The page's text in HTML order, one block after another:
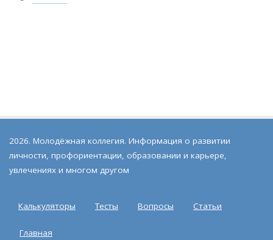
2026. Молодёжная коллегия. Информация о развитии
личности, профориентации, образовании и карьере,
увлечениях и многом другом
Калькуляторы Тесты Вопросы Статьи
Главная